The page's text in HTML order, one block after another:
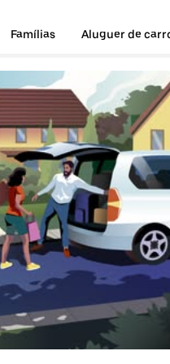
Famílias Aluguer de